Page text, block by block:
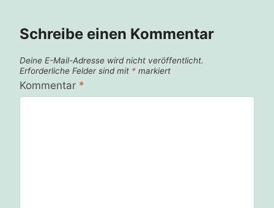
Schreibe einen Kommentar
Deine E-Mail-Adresse wird nicht veröffentlicht.
Erforderliche Felder sind mit * markiert
Kommentar *